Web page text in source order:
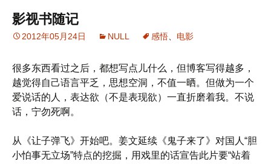
影视书随记
2012年05月24日 NULL 感悟 电影
很多东西看过之后，都想写点儿什么，但博客写得越多，
越觉得自己语言平乏，思想空洞，不值一晒。但做为一个
爱说话的人，表达欲（不是表现欲）一直折磨着我。不说
话，宁勿死啊。
从《让子弹飞》开始吧。姜文延续《鬼子来了》对国人“胆
小怕事无立场”特点的挖掘，用戏里的话宣告此片要“站着